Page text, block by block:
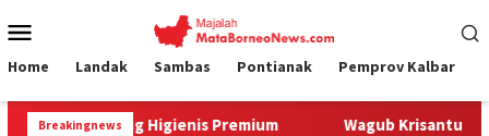
ke
Mobile
Home Landak Sambas Pontianak Pemprov Kalbar
Breakingnews
Higienis Premium Wagub Krisantus Kedatangan